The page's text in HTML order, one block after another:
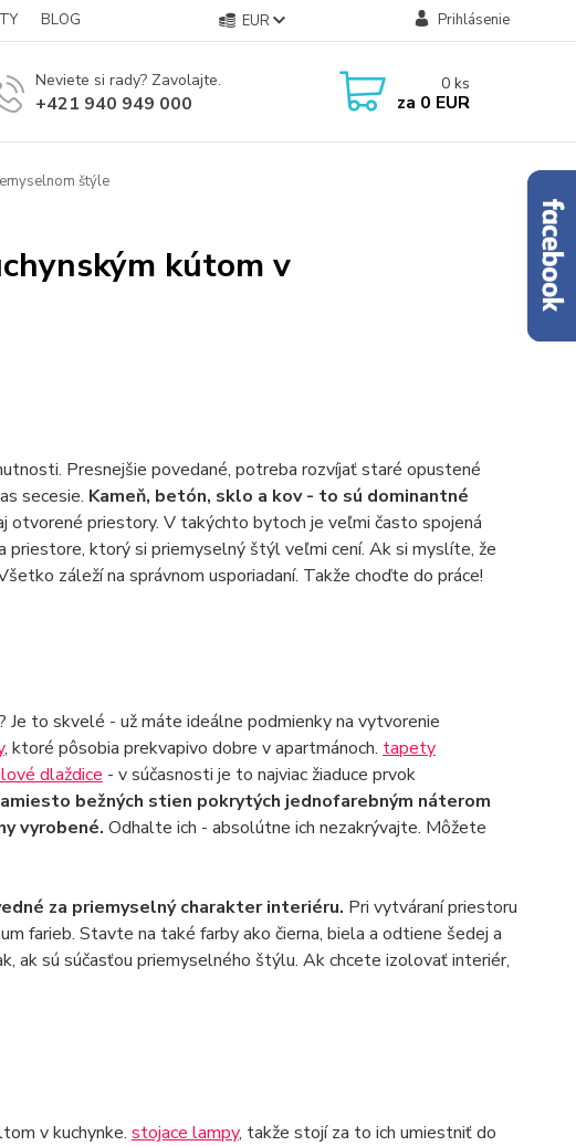
BLOG EUR Prihlásenie
Neviete si rady? Zavolajte.
+421 940 949 000
0 ks
za 0 EUR
štýle
kútom v
Presnejšie povedané, potreba rozvíjať staré opustené
secesie. Kameň, betón, sklo a kov - to sú dominantné
otvorené priestory. V takýchto bytoch je veľmi často spojená
priestore, ktorý si priemyselný štýl veľmi cení. Ak si myslíte, že
záleží na správnom usporiadaní. Takže choďte do práce!
Je to skvelé - už máte ideálne podmienky na vytvorenie
, ktoré pôsobia prekvapivo dobre v apartmánoch. tapety
dlaždice - v súčasnosti je to najviac žiaduce prvok
bežných stien pokrytých jednofarebným náterom
vyrobené. Odhalte ich - absolútne ich nezakrývajte. Môžete
za priemyselný charakter interiéru. Pri vytváraní priestoru
farieb. Stavte na také farby ako čierna, biela a odtiene šedej a
ak sú súčasťou priemyselného štýlu. Ak chcete izolovať interiér,
v kuchynke. stojace lampy, takže stojí za to ich umiestniť do